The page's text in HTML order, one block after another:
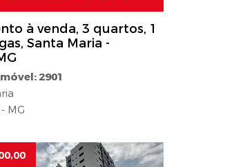
à venda, 3 quartos, 1
Santa Maria -
2901
MG